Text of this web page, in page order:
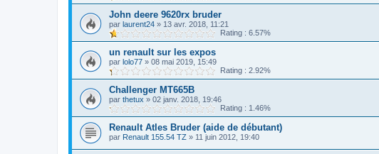
John deere 9620rx bruder
par laurent24 » 13 avr. 2018, 11:21
Rating : 6.57%
un renault sur les expos
par lolo77 » 08 mai 2019, 15:49
Rating : 2.92%
Challenger MT665B
par thetux » 02 janv. 2018, 19:46
Rating : 1.46%
Renault Atles Bruder (aide de débutant)
par Renault 155.54 TZ » 11 juin 2012, 19:40